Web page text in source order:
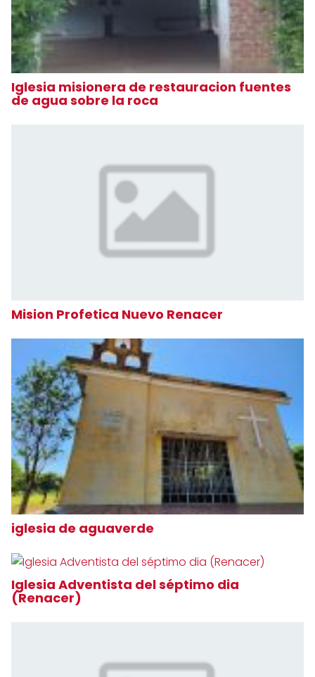
Iglesia misionera de restauracion fuentes
de agua sobre la roca
Mision Profetica Nuevo Renacer
iglesia de aguaverde
Iglesia Adventista del séptimo dia
(Renacer)